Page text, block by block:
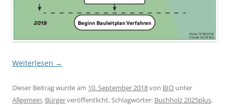
Weiterlesen →
Dieser Beitrag wurde am 10. September 2018von BIO unter
Allgemein, Bürgerveröffentlicht. Schlagwörter: Buchholz 2025plus.